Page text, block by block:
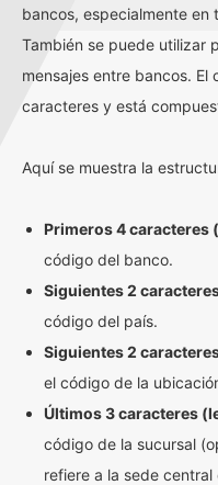
bancos, especialmente en
También se puede utilizar
mensajes entre bancos. El
caracteres y está
Aquí se muestra la
Primeros 4 caracteres
código del banco.
Siguientes 2
código del país.
Siguientes 2
el código de la
Últimos 3 caracteres
código de la sucursal
refiere a la sede central